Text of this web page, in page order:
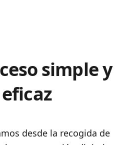
simple y
eficaz
desde la recogida de